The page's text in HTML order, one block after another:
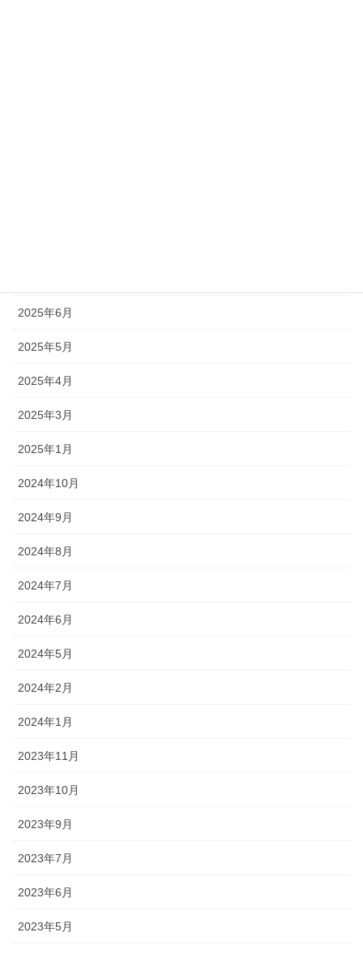
2025年6月
2025年5月
2025年4月
2025年3月
2025年1月
2024年10月
2024年9月
2024年8月
2024年7月
2024年6月
2024年5月
2024年2月
2024年1月
2023年11月
2023年10月
2023年9月
2023年7月
2023年6月
2023年5月